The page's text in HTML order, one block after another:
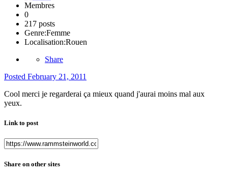
Membres
0
217 posts
Genre:Femme
Localisation:Rouen
Share
Posted February 21, 2011
Cool merci je regarderai ça mieux quand j'aurai moins mal aux
yeux.
Link to post
Share on other sites